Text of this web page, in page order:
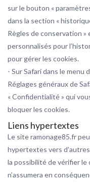
sur le bouton «
dans la section «
Règles de conservation
personnalisés pour
pour gérer les cookies.
- Sur Safari dans le menu
Réglages généraux de
« Confidentialité » qui
bloquer les cookies.
Liens hypertextes
Le site ramonage85.fr
hypertextes vers
la possibilité de vérifier
n’assumera en